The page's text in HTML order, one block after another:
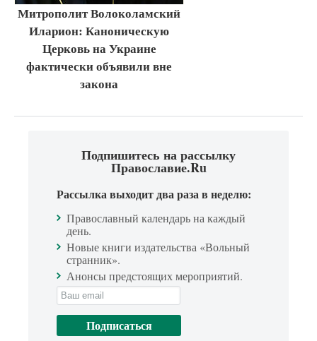
Митрополит Волоколамский
Иларион: Каноническую
Церковь на Украине
фактически объявили вне
закона
Подпишитесь на рассылку
Православие.Ru
Рассылка выходит два раза в неделю:
Православный календарь на каждый
день.
Новые книги издательства «Вольный
странник».
Анонсы предстоящих мероприятий.